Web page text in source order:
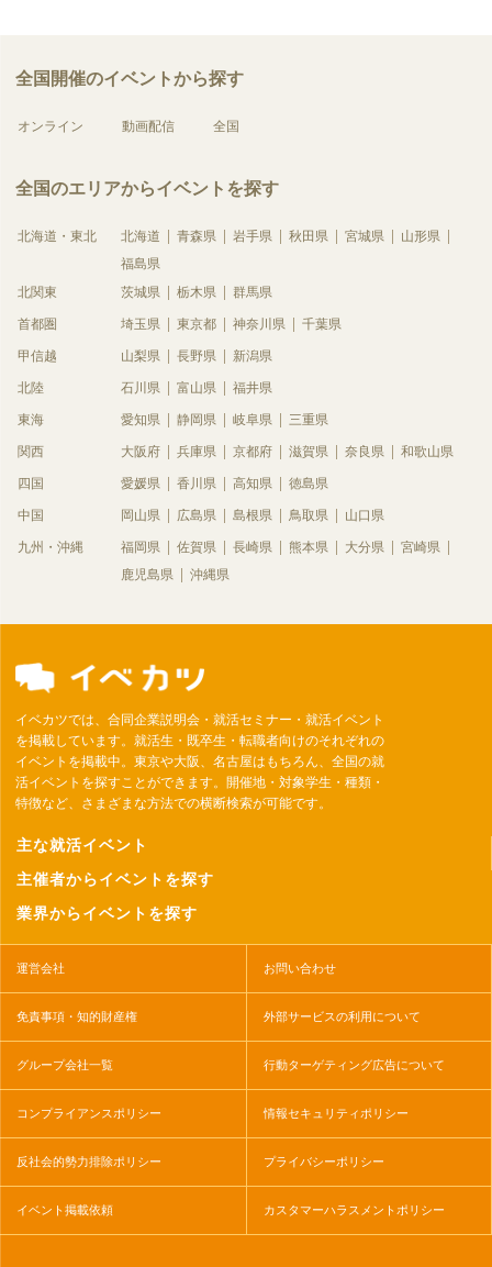
全国開催のイベントから探す
オンライン 動画配信 全国
全国のエリアからイベントを探す
北海道・東北 北海道 青森県 岩手県 秋田県 宮城県
山形県
福島県
北関東
茨城県 栃木県 群馬県
首都圏 埼玉県 東京都 神奈川県 千葉県
甲信越 山梨県 長野県 新潟県
北陸 石川県 富山県 福井県
東海 愛知県 静岡県 岐阜県 三重県
関西 大阪府 兵庫県 京都府 滋賀県 奈良県 和歌山県
四国 愛媛県 香川県 高知県 徳島県
中国 岡山県 広島県 島根県 鳥取県 山口県
九州・沖縄 福岡県 佐賀県 長崎県 熊本県 大分県
宮崎県
鹿児島県
沖縄県
イベカツでは、合同企業説明会・就活セミナー・就活イベント
を掲載しています。就活生・既卒生・転職者向けのそれぞれの
イベントを掲載中。東京や大阪、名古屋はもちろん、全国の就
活イベントを探すことができます。開催地・対象学生・種類・
特徴など、さまざまな方法での横断検索が可能です。
主な就活イベント
主催者からイベントを探す
業界からイベントを探す
運営会社 お問い合わせ
免責事項・知的財産権 外部サービスの利用について
グループ会社一覧 行動ターゲティング広告について
コンプライアンスポリシー 情報セキュリティポリシー
反社会的勢力排除ポリシー プライバシーポリシー
イベント掲載依頼 カスタマーハラスメントポリシー